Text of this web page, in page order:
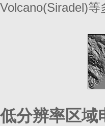
Volcano(Siradel)
低分辨率区域